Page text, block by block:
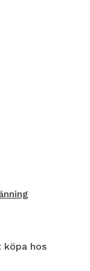
köpa hos